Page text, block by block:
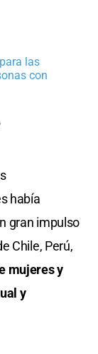
las
con
había
gran impulso
Chile, Perú,
mujeres y
y